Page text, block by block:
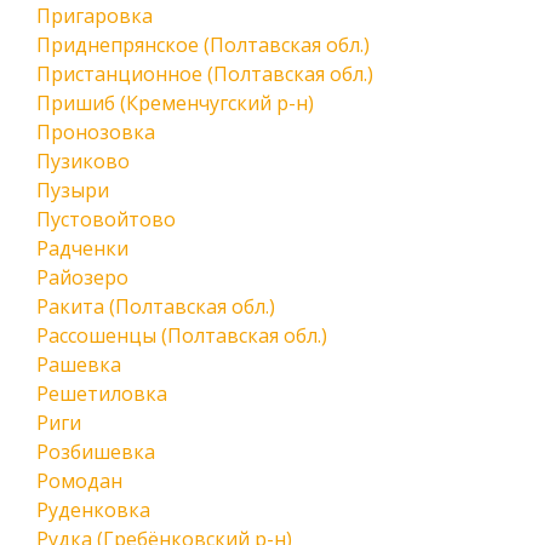
Пригаровка
Приднепрянское (Полтавская обл.)
Пристанционное (Полтавская обл.)
Пришиб (Кременчугский р-н)
Пронозовка
Пузиково
Пузыри
Пустовойтово
Радченки
Райозеро
Ракита (Полтавская обл.)
Рассошенцы (Полтавская обл.)
Рашевка
Решетиловка
Риги
Розбишевка
Ромодан
Руденковка
Рудка (Гребёнковский р-н)